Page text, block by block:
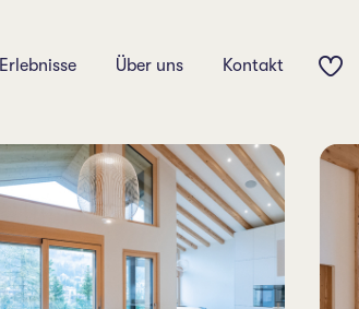
Erlebnisse Über uns Kontakt